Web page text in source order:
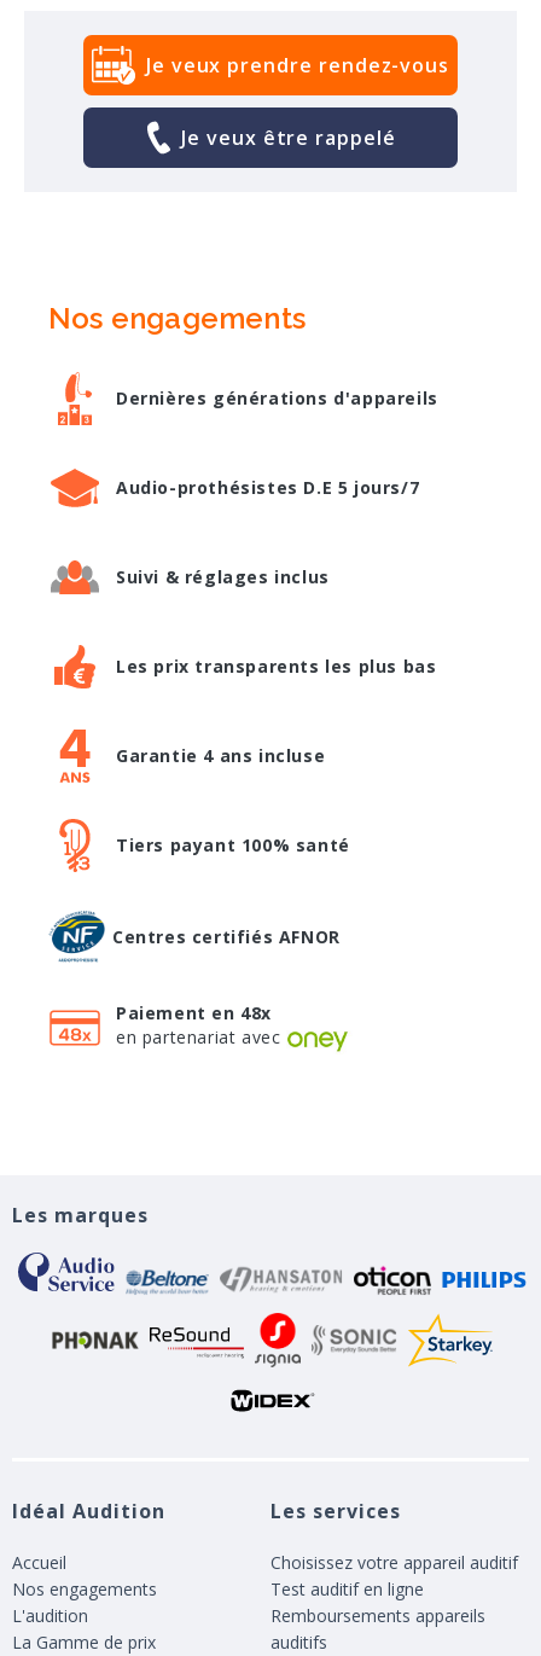
Je veux prendre rendez-vous
Je veux être rappelé
Nos engagements
Dernières générations d'appareils
Audio-prothésistes D.E 5 jours/7
Suivi & réglages inclus
Les prix transparents les plus bas
Garantie 4 ans incluse
Tiers payant 100% santé
Centres certifiés AFNOR
Paiement en 48x
en partenariat avec
Les marques
Idéal Audition
Accueil
Nos engagements
L'audition
La Gamme de prix
Les services
Choisissez votre appareil auditif
Test auditif en ligne
Remboursements appareils
auditifs